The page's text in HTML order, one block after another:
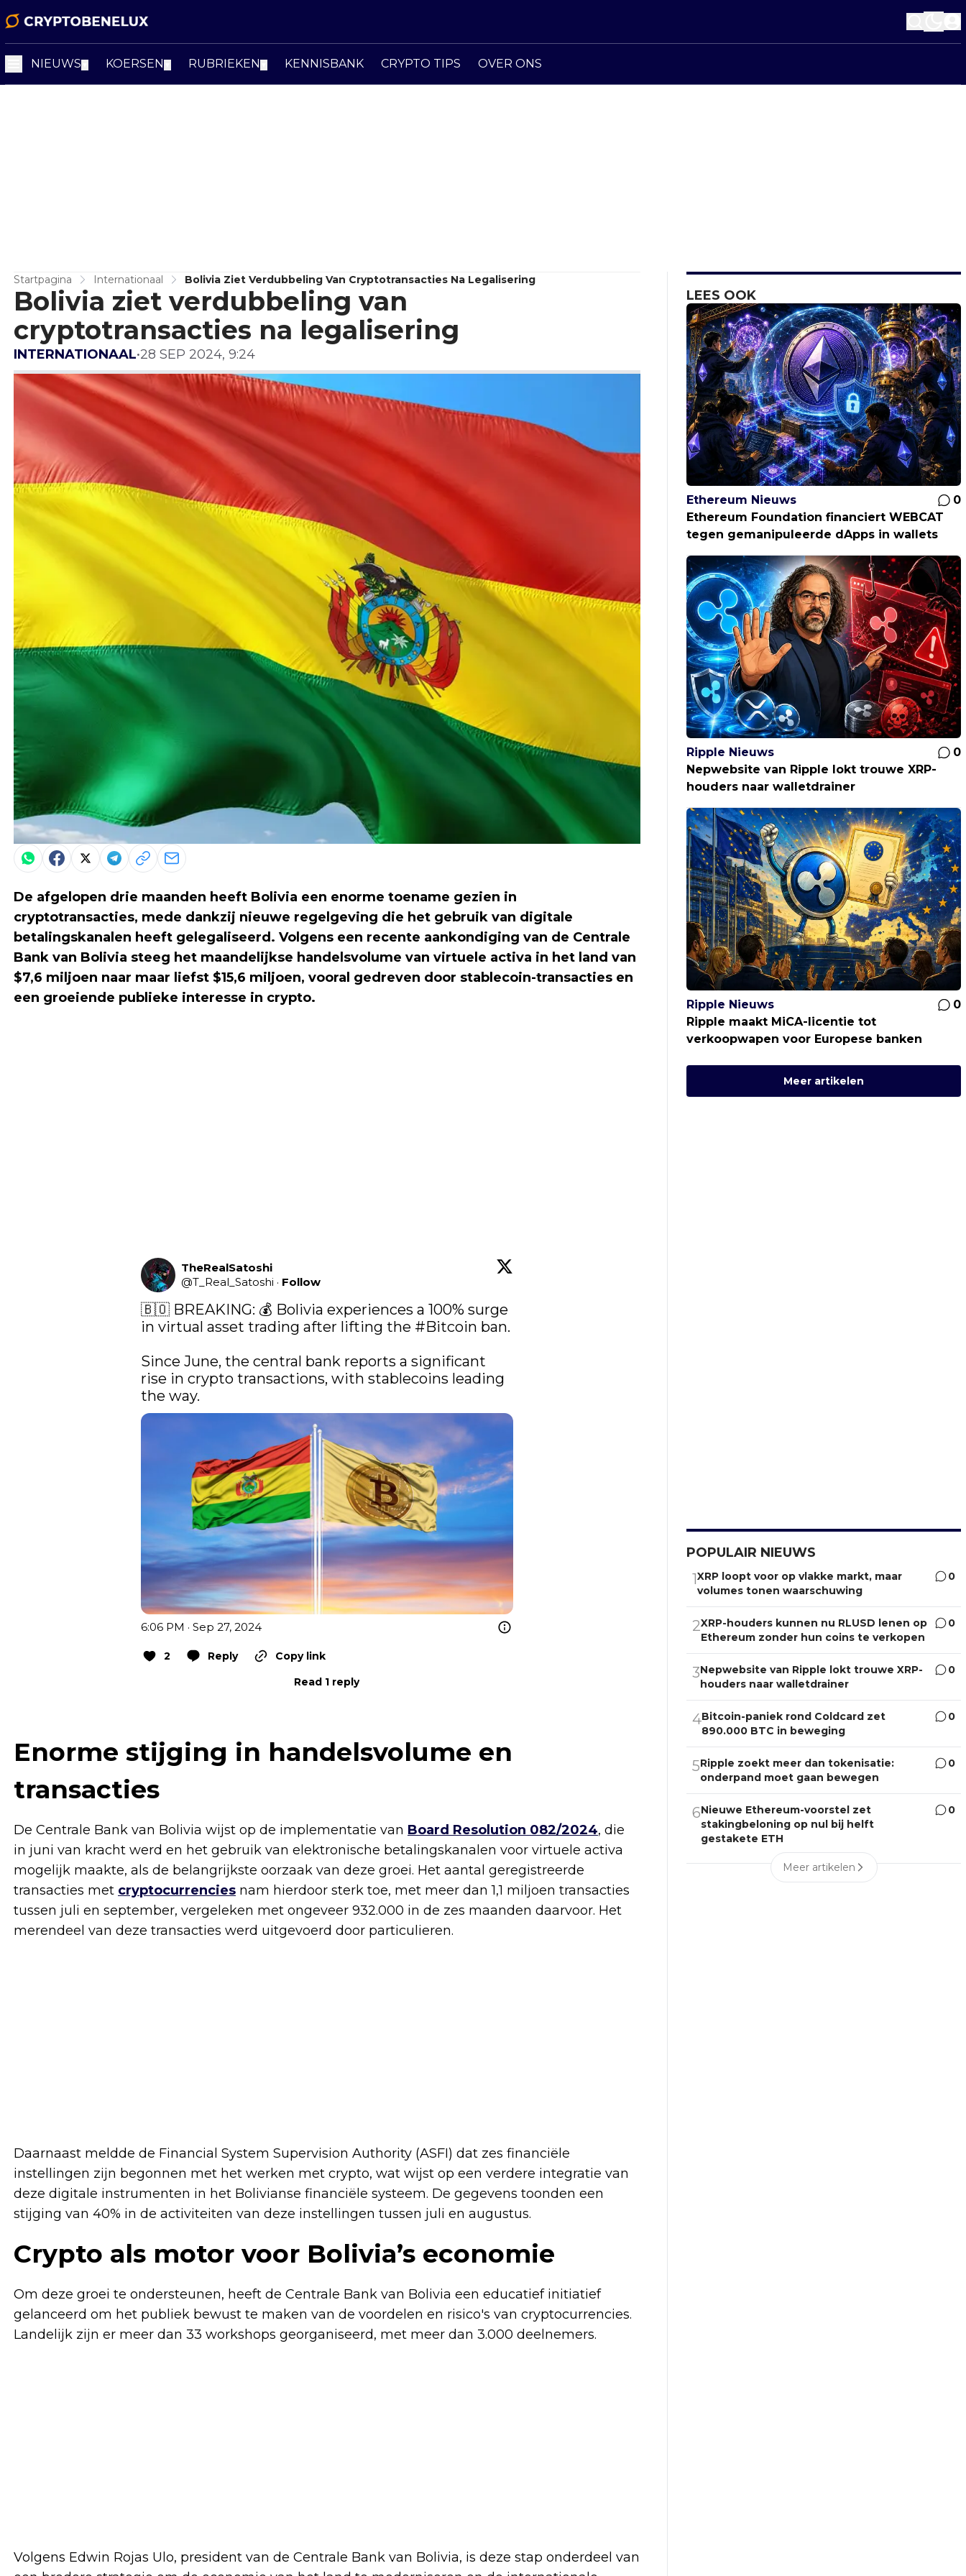
NIEUWS KOERSEN RUBRIEKEN KENNISBANK CRYPTO TIPS OVER ONS
Startpagina Internationaal Bolivia Ziet Verdubbeling Van Cryptotransacties Na Legalisering
Bolivia ziet verdubbeling van
cryptotransacties na legalisering
INTERNATIONAAL•28 SEP 2024, 9:24
De afgelopen drie maanden heeft Bolivia een enorme toename gezien in
cryptotransacties, mede dankzij nieuwe regelgeving die het gebruik van digitale
betalingskanalen heeft gelegaliseerd. Volgens een recente aankondiging van de Centrale
Bank van Bolivia steeg het maandelijkse handelsvolume van virtuele activa in het land van
$7,6 miljoen naar maar liefst $15,6 miljoen, vooral gedreven door stablecoin-transacties en
een groeiende publieke interesse in crypto.
TheRealSatoshi
@T_Real_Satoshi · Follow
🇧🇴 BREAKING: 💰 Bolivia experiences a 100% surge
in virtual asset trading after lifting the #Bitcoin ban.
Since June, the central bank reports a significant
rise in crypto transactions, with stablecoins leading
the way.
6:06 PM · Sep 27, 2024
2 Reply
Copy link
Read 1 reply
Enorme stijging in handelsvolume en
transacties
De Centrale Bank van Bolivia wijst op de implementatie van Board Resolution 082/2024, die
in juni van kracht werd en het gebruik van elektronische betalingskanalen voor virtuele activa
mogelijk maakte, als de belangrijkste oorzaak van deze groei. Het aantal geregistreerde
transacties met cryptocurrencies nam hierdoor sterk toe, met meer dan 1,1 miljoen transacties
tussen juli en september, vergeleken met ongeveer 932.000 in de zes maanden daarvoor. Het
merendeel van deze transacties werd uitgevoerd door particulieren.
Daarnaast meldde de Financial System Supervision Authority (ASFI) dat zes financiële
instellingen zijn begonnen met het werken met crypto, wat wijst op een verdere integratie van
deze digitale instrumenten in het Bolivianse financiële systeem. De gegevens toonden een
stijging van 40% in de activiteiten van deze instellingen tussen juli en augustus.
Crypto als motor voor Bolivia’s economie
Om deze groei te ondersteunen, heeft de Centrale Bank van Bolivia een educatief initiatief
gelanceerd om het publiek bewust te maken van de voordelen en risico's van cryptocurrencies.
Landelijk zijn er meer dan 33 workshops georganiseerd, met meer dan 3.000 deelnemers.
Volgens Edwin Rojas Ulo, president van de Centrale Bank van Bolivia, is deze stap onderdeel van
LEES OOK
Ethereum Nieuws
0
Ethereum Foundation financiert WEBCAT
tegen gemanipuleerde dApps in wallets
Ripple Nieuws
0
Nepwebsite van Ripple lokt trouwe XRP-
houders naar walletdrainer
Ripple Nieuws
0
Ripple maakt MiCA-licentie tot
verkoopwapen voor Europese banken
Meer artikelen
POPULAIR NIEUWS
1XRP loopt voor op vlakke markt, maar
volumes tonen waarschuwing
0
2XRP-houders kunnen nu RLUSD lenen op
Ethereum zonder hun coins te verkopen
0
3Nepwebsite van Ripple lokt trouwe XRP-
houders naar walletdrainer
0
4Bitcoin-paniek rond Coldcard zet
890.000 BTC in beweging
0
5Ripple zoekt meer dan tokenisatie:
onderpand moet gaan bewegen
0
6Nieuwe Ethereum-voorstel zet
stakingbeloning op nul bij helft
gestakete ETH
0
Meer artikelen